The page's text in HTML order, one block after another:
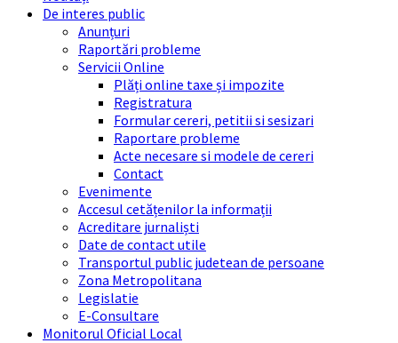
De interes public
Anunțuri
Raportări probleme
Servicii Online
Plăți online taxe și impozite
Registratura
Formular cereri, petitii si sesizari
Raportare probleme
Acte necesare si modele de cereri
Contact
Evenimente
Accesul cetățenilor la informații
Acreditare jurnaliști
Date de contact utile
Transportul public judetean de persoane
Zona Metropolitana
Legislatie
E-Consultare
Monitorul Oficial Local